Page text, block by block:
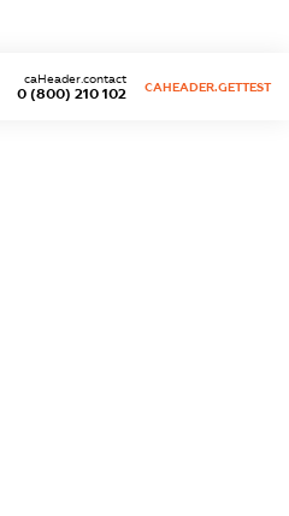
0 (800) 210 102
caHeader.contact
CAHEADER.GETTEST